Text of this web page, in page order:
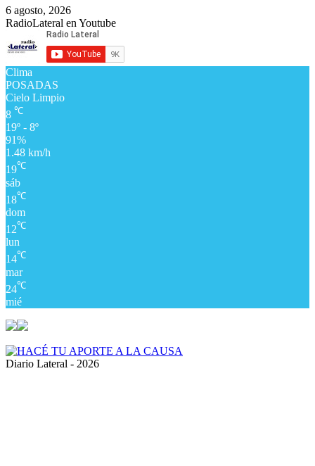
6 agosto, 2026
RadioLateral en Youtube
Clima
POSADAS
Cielo Limpio
8 ℃
19º - 8º
91%
1.48 km/h
19℃
sáb
18℃
dom
12℃
lun
14℃
mar
24℃
mié
Diario Lateral - 2026